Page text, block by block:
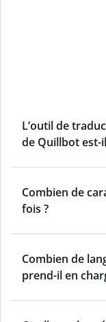
L’outil de
de Quillbot est-
Combien de
fois ?
Combien de
prend-il en